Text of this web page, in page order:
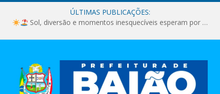
ÚLTIMAS PUBLICAÇÕES:
Sol, diversão e momentos inesquecíveis esperam por você!